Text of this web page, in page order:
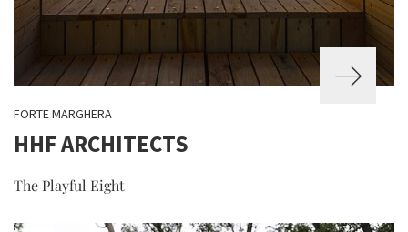
FORTE MARGHERA
HHF ARCHITECTS
The Playful Eight